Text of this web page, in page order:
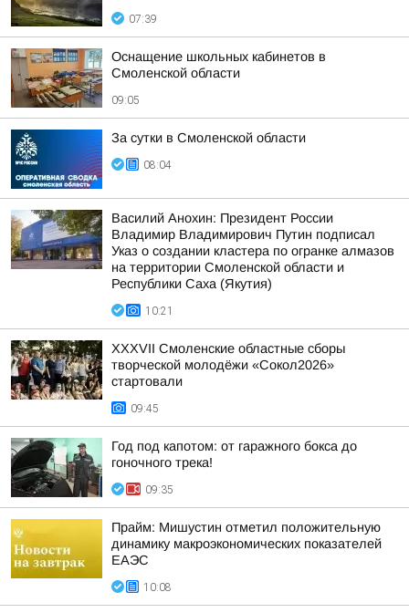
07:39
Оснащение школьных кабинетов в
Смоленской области
09:05
За сутки в Смоленской области
08:04
Василий Анохин: Президент России
Владимир Владимирович Путин подписал
Указ о создании кластера по огранке алмазов
на территории Смоленской области и
Республики Саха (Якутия)
10:21
XXXVII Смоленские областные сборы
творческой молодёжи «Сокол2026»
стартовали
09:45
Год под капотом: от гаражного бокса до
гоночного трека!
09:35
Прайм: Мишустин отметил положительную
динамику макроэкономических показателей
ЕАЭС
10:08